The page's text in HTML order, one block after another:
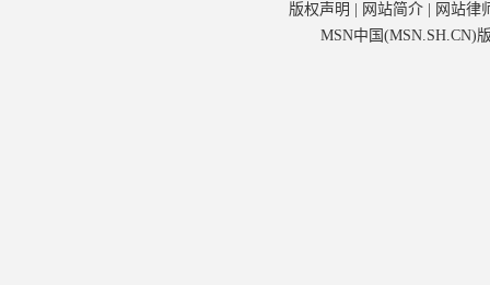
版权声明 网站简介|
网站律
MSN中国(MSN.SH.CN)